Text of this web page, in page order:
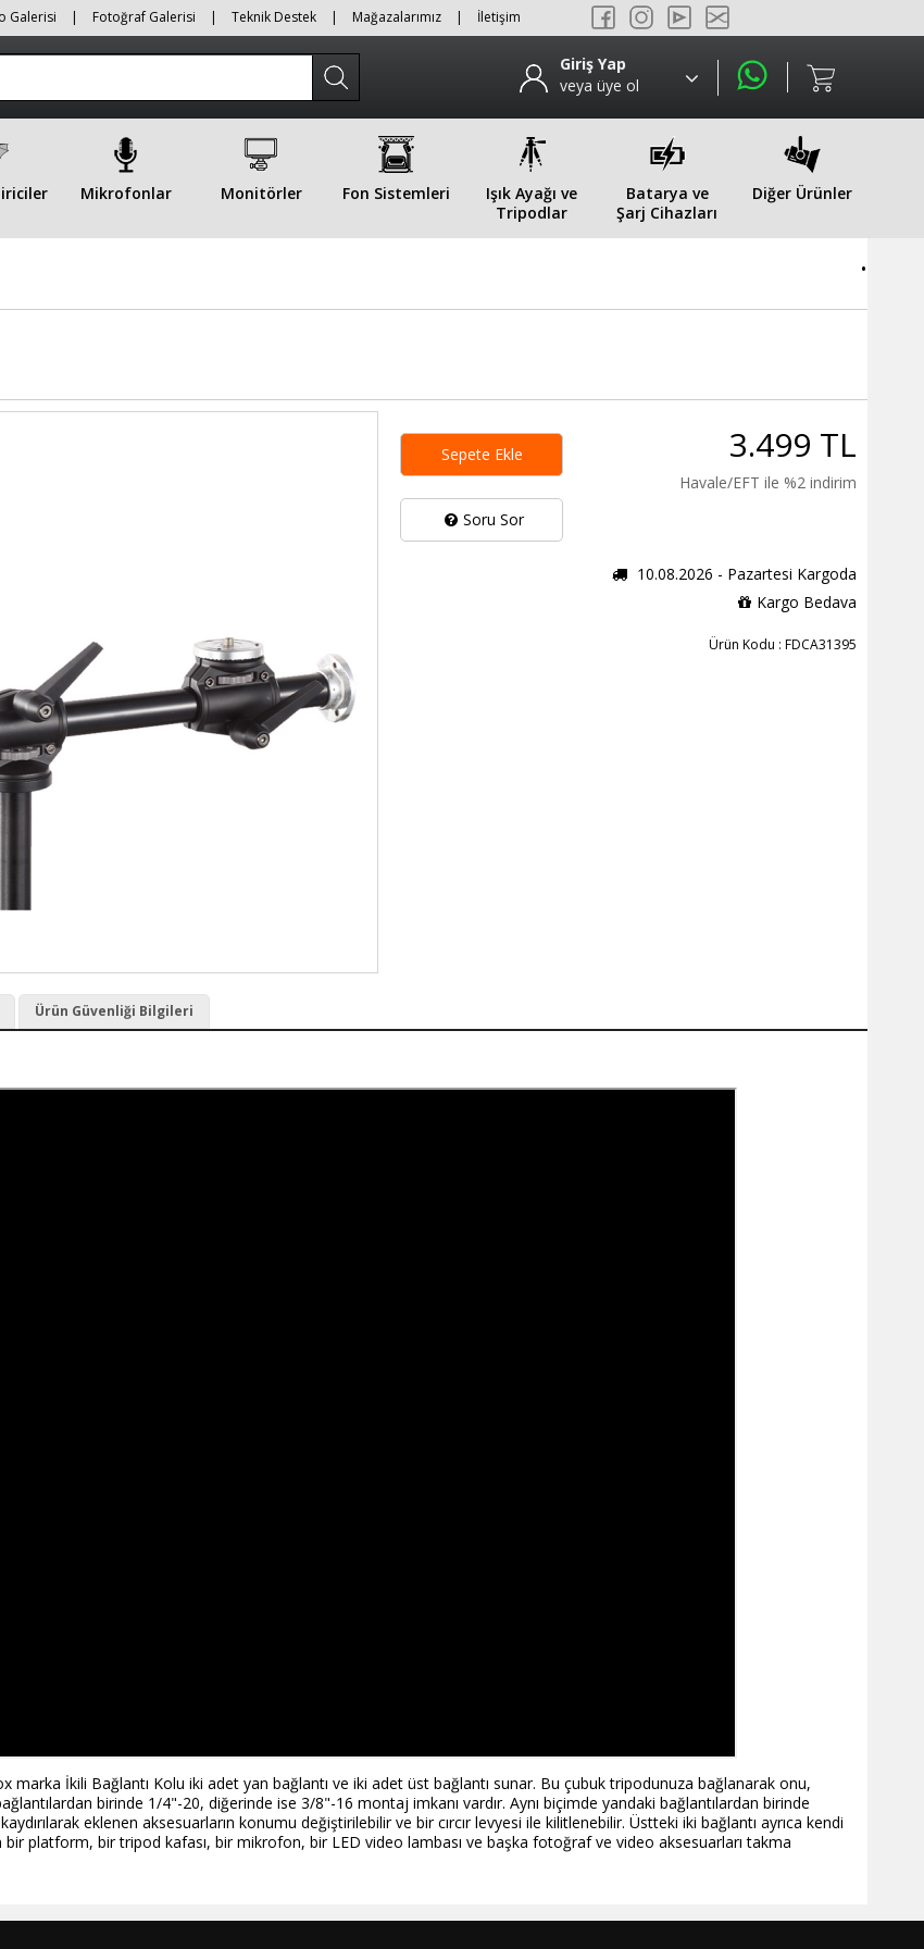
Galerisi | Fotoğraf Galerisi | Teknik Destek | Mağazalarımız | İletişim
Giriş Yap
veya üye ol
Mikrofonlar Monitörler Fon Sistemleri
Işık Ayağı ve
Tripodlar
Batarya ve
Şarj Cihazları
Diğer Ürünler
.
Sepete Ekle
Soru Sor
3.499 TL
Havale/EFT ile %2 indirim
10.08.2026 - Pazartesi Kargoda
Kargo Bedava
Ürün Kodu : FDCA31395
Ürün Güvenliği Bilgileri
marka İkili Bağlantı Kolu iki adet yan bağlantı ve iki adet üst bağlantı sunar. Bu çubuk tripodunuza bağlanarak onu,
birinde 1/4"-20, diğerinde ise 3/8"-16 montaj imkanı vardır. Aynı biçimde yandaki bağlantılardan birinde
eklenen aksesuarların konumu değiştirilebilir ve bir cırcır levyesi ile kilitlenebilir. Üstteki iki bağlantı ayrıca kendi
bir platform, bir tripod kafası, bir mikrofon, bir LED video lambası ve başka fotoğraf ve video aksesuarları takma